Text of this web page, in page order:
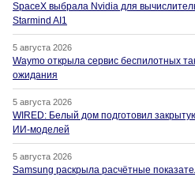
SpaceX выбрала Nvidia для
Starmind AI1
5 августа 2026
Waymo открыла сервис беспилотных
ожидания
5 августа 2026
WIRED: Белый дом подготовил
ИИ-моделей
5 августа 2026
Samsung раскрыла расчётные